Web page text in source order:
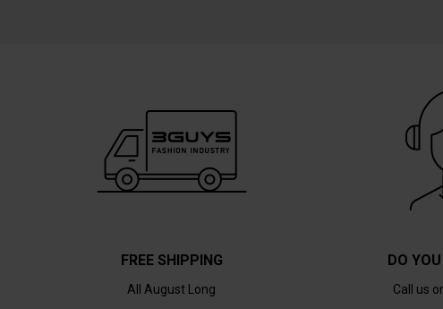
FREE SHIPPING
All August Long
DO
Call us